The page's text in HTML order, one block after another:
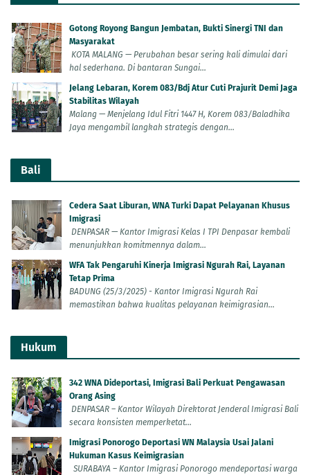
Gotong Royong Bangun Jembatan, Bukti Sinergi TNI dan
Masyarakat
KOTA MALANG — Perubahan besar sering kali dimulai dari
hal sederhana. Di bantaran Sungai...
Jelang Lebaran, Korem 083/Bdj Atur Cuti Prajurit Demi Jaga
Stabilitas Wilayah
Malang — Menjelang Idul Fitri 1447 H, Korem 083/Baladhika
Jaya mengambil langkah strategis dengan...
Bali
Cedera Saat Liburan, WNA Turki Dapat Pelayanan Khusus
Imigrasi
DENPASAR — Kantor Imigrasi Kelas I TPI Denpasar kembali
menunjukkan komitmennya dalam...
WFA Tak Pengaruhi Kinerja Imigrasi Ngurah Rai, Layanan
Tetap Prima
BADUNG (25/3/2025) - Kantor Imigrasi Ngurah Rai
memastikan bahwa kualitas pelayanan keimigrasian...
Hukum
342 WNA Dideportasi, Imigrasi Bali Perkuat Pengawasan
Orang Asing
DENPASAR – Kantor Wilayah Direktorat Jenderal Imigrasi Bali
secara konsisten memperketat...
Imigrasi Ponorogo Deportasi WN Malaysia Usai Jalani
Hukuman Kasus Keimigrasian
SURABAYA – Kantor Imigrasi Ponorogo mendeportasi warga